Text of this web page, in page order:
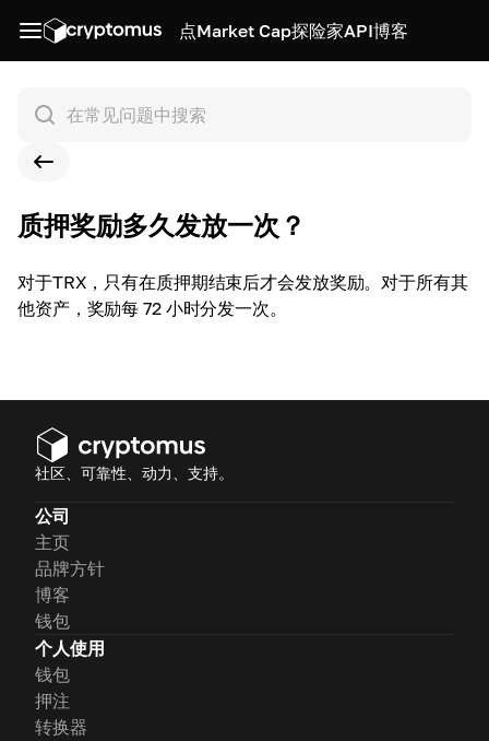
点Market Cap探险家API博客
质押奖励多久发放一次？
对于TRX，只有在质押期结束后才会发放奖励。对于所有其
他资产，奖励每 72 小时分发一次。
社区、可靠性、动力、支持。
公司
主页
品牌方针
博客
钱包
个人使用
钱包
押注
转换器